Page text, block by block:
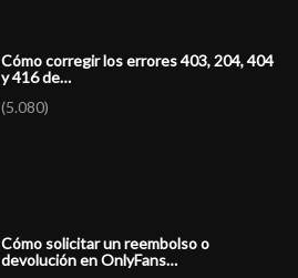
Cómo corregir los errores 403, 204, 404
y 416 de…
(5.080)
Cómo solicitar un reembolso o
devolución en OnlyFans…